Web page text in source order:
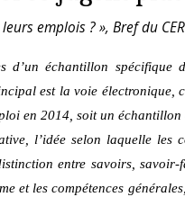
emplois ? », Bref du
échantillon
est la voie électronique,
en 2014, soit un échantillon
l’idée selon laquelle
entre savoirs,
et les compétences